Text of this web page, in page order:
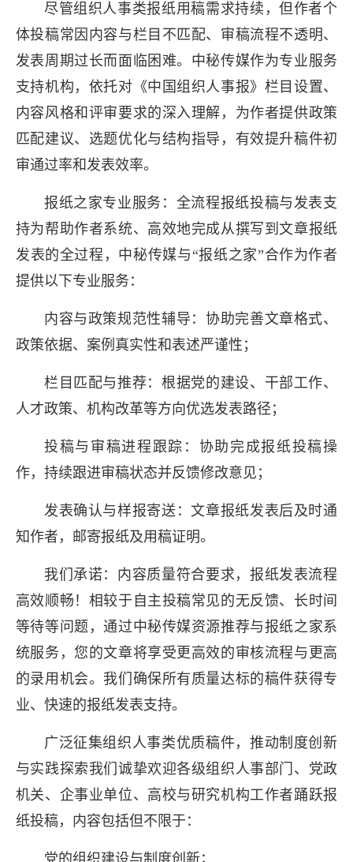
尽管组织人事类报纸用稿需求持续，但作者个
体投稿常因内容与栏目不匹配、审稿流程不透明、
发表周期过长而面临困难。中秘传媒作为专业服务
支持机构，依托对《中国组织人事报》栏目设置、
内容风格和评审要求的深入理解，为作者提供政策
匹配建议、选题优化与结构指导，有效提升稿件初
审通过率和发表效率。
报纸之家专业服务：全流程报纸投稿与发表支
持为帮助作者系统、高效地完成从撰写到文章报纸
发表的全过程，中秘传媒与“报纸之家”合作为作者
提供以下专业服务：
内容与政策规范性辅导：协助完善文章格式、
政策依据、案例真实性和表述严谨性；
栏目匹配与推荐：根据党的建设、干部工作、
人才政策、机构改革等方向优选发表路径；
投稿与审稿进程跟踪：协助完成报纸投稿操
作，持续跟进审稿状态并反馈修改意见；
发表确认与样报寄送：文章报纸发表后及时通
知作者，邮寄报纸及用稿证明。
我们承诺：内容质量符合要求，报纸发表流程
高效顺畅！相较于自主投稿常见的无反馈、长时间
等待等问题，通过中秘传媒资源推荐与报纸之家系
统服务，您的文章将享受更高效的审核流程与更高
的录用机会。我们确保所有质量达标的稿件获得专
业、快速的报纸发表支持。
广泛征集组织人事类优质稿件，推动制度创新
与实践探索我们诚挚欢迎各级组织人事部门、党政
机关、企事业单位、高校与研究机构工作者踊跃报
纸投稿，内容包括但不限于：
服务于党的建设、干部管理、人才
长按图片识别二维